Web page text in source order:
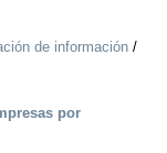
de información /
por